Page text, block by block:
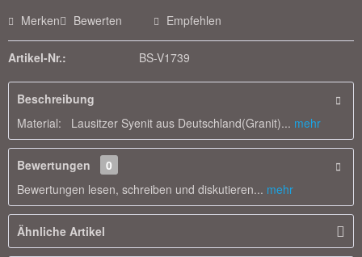
Merken Bewerten Empfehlen
Artikel-Nr.: BS-V1739
Beschreibung
Material: Lausitzer Syenit aus Deutschland(Granit)... mehr
Bewertungen
0
Bewertungen lesen, schreiben und diskutieren... mehr
Ähnliche Artikel